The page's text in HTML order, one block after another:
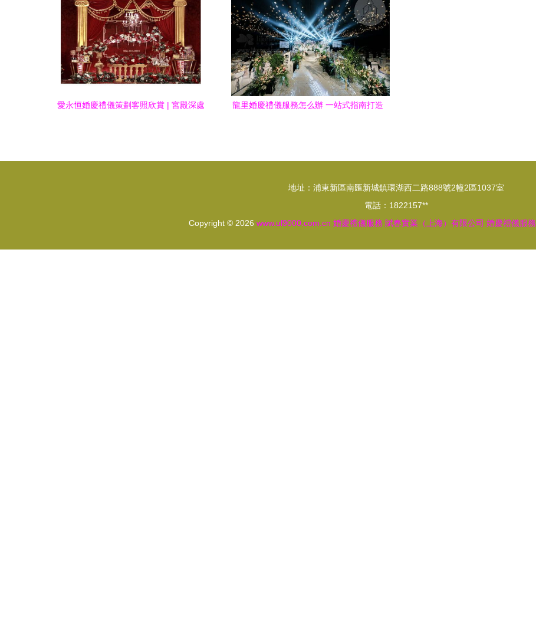
愛永恒婚慶禮儀策劃客照欣賞 | 宮殿深處
龍里婚慶禮儀服務怎么辦 一站式指南打造
地址：浦東新區南匯新城鎮環湖西二路888號2幢2區1037室
電話：1822157**
Copyright © 2026 www.ul9000.com.cn 婚慶禮儀服務 賦春實業（上海）有限公司 婚慶禮儀服務